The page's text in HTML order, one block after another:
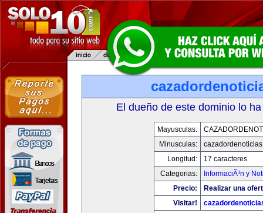
El dueño de este dominio lo
Mayusculas:
Minusculas:
Longitud:
17 caracteres
Categorias:
InformaciÃ³n y
Precio:
Realizar una
Visitar!